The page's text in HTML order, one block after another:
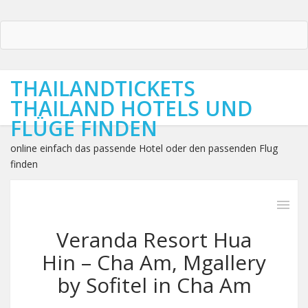
THAILANDTICKETS
THAILAND HOTELS UND
FLÜGE FINDEN
online einfach das passende Hotel oder den passenden Flug
finden
Veranda Resort Hua
Hin – Cha Am, Mgallery
by Sofitel in Cha Am